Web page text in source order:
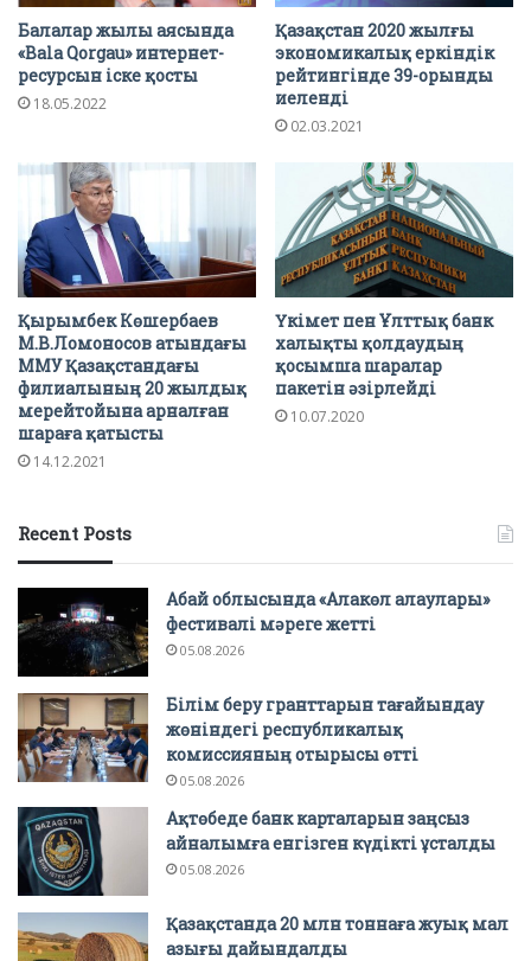
Балалар жылы аясында
«Bala Qorgau» интернет-
ресурсын іске қосты
18.05.2022
Қазақстан 2020 жылғы
экономикалық еркіндік
рейтингінде 39-орынды
иеленді
02.03.2021
Қырымбек Көшербаев
М.В.Ломоносов атындағы
ММУ Қазақстандағы
филиалының 20 жылдық
мерейтойына арналған
шараға қатысты
14.12.2021
Үкімет пен Ұлттық банк
халықты қолдаудың
қосымша шаралар
пакетін әзірлейді
10.07.2020
Recent Posts
Абай облысында «Алакөл алаулары»
фестивалі мәреге жетті
05.08.2026
Білім беру гранттарын тағайындау
жөніндегі республикалық
комиссияның отырысы өтті
05.08.2026
Ақтөбеде банк карталарын заңсыз
айналымға енгізген күдікті ұсталды
05.08.2026
Қазақстанда 20 млн тоннаға жуық мал
азығы дайындалды